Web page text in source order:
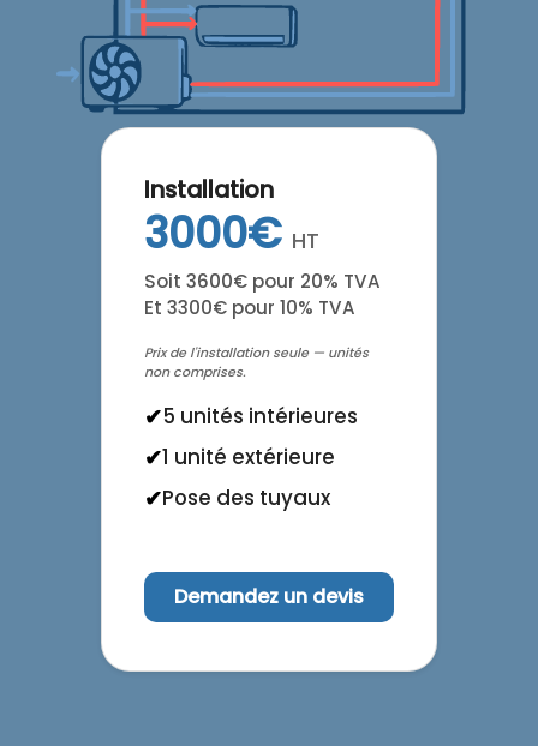
Installation
3000€ HT
Soit 3600€ pour 20% TVA
Et 3300€ pour 10% TVA
Prix de l'installation seule — unités
non comprises.
5 unités intérieures
1 unité extérieure
Pose des tuyaux
Demandez un devis